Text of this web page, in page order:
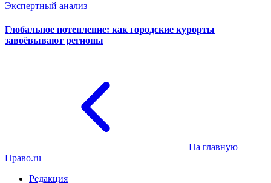
Экспертный анализ
Глобальное потепление: как городские курорты
завоёвывают регионы
На главную
Право.ru
Редакция